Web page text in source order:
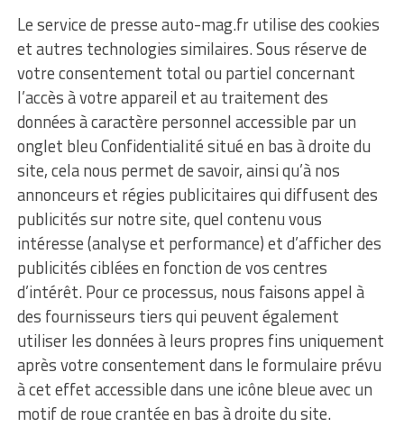
Le service de presse auto-mag.fr utilise des cookies
et autres technologies similaires. Sous réserve de
votre consentement total ou partiel concernant
l’accès à votre appareil et au traitement des
données à caractère personnel accessible par un
onglet bleu Confidentialité situé en bas à droite du
site, cela nous permet de savoir, ainsi qu’à nos
annonceurs et régies publicitaires qui diffusent des
publicités sur notre site, quel contenu vous
intéresse (analyse et performance) et d’afficher des
publicités ciblées en fonction de vos centres
d’intérêt. Pour ce processus, nous faisons appel à
des fournisseurs tiers qui peuvent également
utiliser les données à leurs propres fins uniquement
après votre consentement dans le formulaire prévu
à cet effet accessible dans une icône bleue avec un
motif de roue crantée en bas à droite du site.